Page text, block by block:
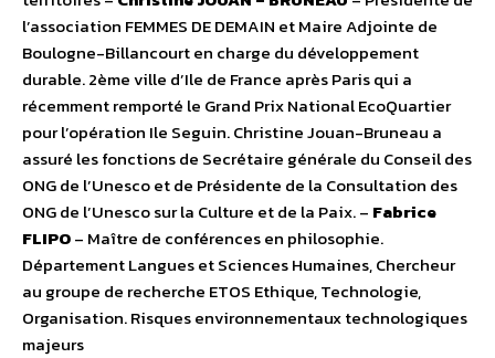
l’association FEMMES DE DEMAIN et Maire Adjointe de
Boulogne-Billancourt en charge du développement
durable. 2ème ville d’Ile de France après Paris qui a
récemment remporté le Grand Prix National EcoQuartier
pour l’opération Ile Seguin. Christine Jouan-Bruneau a
assuré les fonctions de Secrétaire générale du Conseil des
ONG de l’Unesco et de Présidente de la Consultation des
ONG de l’Unesco sur la Culture et de la Paix. – Fabrice
FLIPO– Maître de conférences en philosophie.
Département Langues et Sciences Humaines, Chercheur
au groupe de recherche ETOS Ethique, Technologie,
Organisation. Risques environnementaux technologiques
majeurs